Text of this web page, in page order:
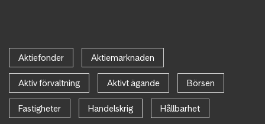
Aktiefonder Aktiemarknaden
Aktiv förvaltning Aktivt ägande Börsen
Fastigheter Handelskrig Hållbarhet